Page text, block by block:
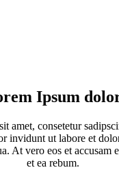
Ipsum
amet, consetetur
invidunt ut labore et
At vero eos et accusam
et ea rebum.